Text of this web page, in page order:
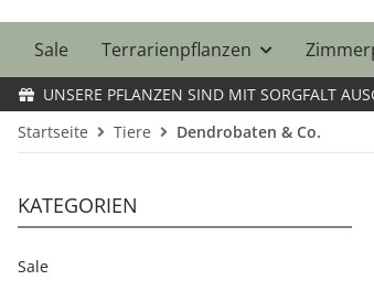
Sale Terrarienpflanzen
UNSERE PFLANZEN SIND MIT SORGFALT
Startseite
Tiere Dendrobaten & Co.
KATEGORIEN
Sale